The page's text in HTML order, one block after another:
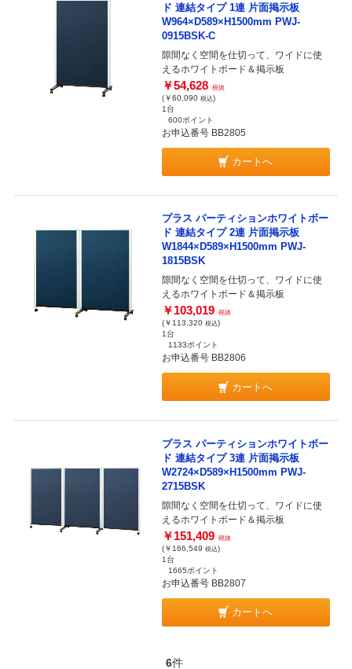
ド 連結タイプ 1連 片面掲示板
W964×D589×H1500mm PWJ-
0915BSK-C
隙間なく空間を仕切って、ワイドに使
えるホワイトボード＆掲示板
￥54,628 税抜
(￥60,090 税込)
1台
600ポイント
お申込番号 BB2805
カートへ
プラス パーティションホワイトボー
ド 連結タイプ 2連 片面掲示板
W1844×D589×H1500mm PWJ-
1815BSK
隙間なく空間を仕切って、ワイドに使
えるホワイトボード＆掲示板
￥103,019 税抜
(￥113,320 税込)
1台
1133ポイント
お申込番号 BB2806
カートへ
プラス パーティションホワイトボー
ド 連結タイプ 3連 片面掲示板
W2724×D589×H1500mm PWJ-
2715BSK
隙間なく空間を仕切って、ワイドに使
えるホワイトボード＆掲示板
￥151,409 税抜
(￥166,549 税込)
1台
1665ポイント
お申込番号 BB2807
カートへ
6件